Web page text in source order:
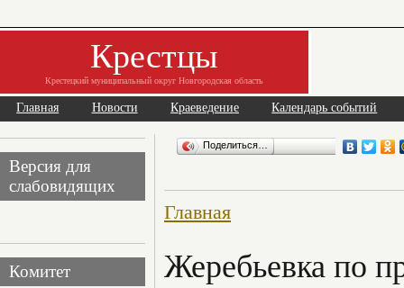
Крестцы
Крестецкий муниципальный округ Новгородская область
Главная Новости Краеведение Календарь событий
Версия для
слабовидящих
Комитет
Поделиться…
Главная
Жеребьевка по